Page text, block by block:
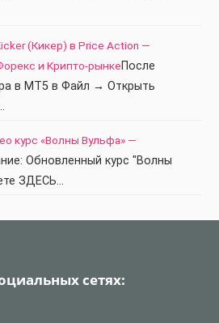
(Кикер) в Price Action —
и Крипто-рынкеПосле
в МТ5 в Файл → Открыть
курс «Волны Вульфа» —
Обновленный курс "Волны
ЗДЕСЬ…
сетях: